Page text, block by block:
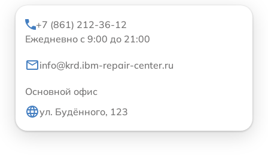
+7 (861) 212-36-12
Ежедневно с 9:00 до 21:00
info@krd.ibm-repair-center.ru
Основной офис
ул. Будённого, 123